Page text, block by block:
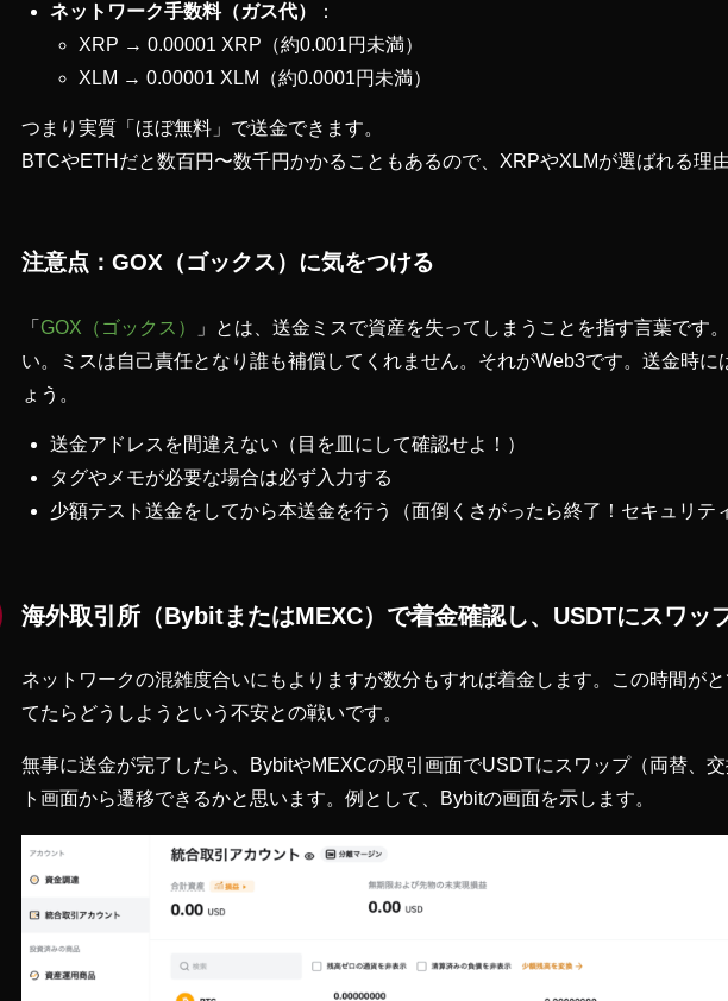
ネットワーク手数料（ガス代）
：
XRP → 0.00001 XRP（約0.001円未満）
XLM → 0.00001 XLM（約0.0001円未満）
つまり実質「ほぼ無料」で送金できます。
BTCやETHだと数百円〜数千円かかることもあるので、XRPやXLMが選ばれる理
注意点：GOX（ゴックス）に気をつける
「 GOX（ゴックス）
」とは、送金ミスで資産を失ってしまうことを指す言葉です
い。ミスは自己責任となり誰も補償してくれません。それがWeb3です。送金時に
ょう。
送金アドレスを間違えない（目を皿にして確認せよ！）
タグやメモが必要な場合は必ず入力する
少額テスト送金をしてから本送金を行う（面倒くさがったら終了！セキュリテ
海外取引所（BybitまたはMEXC）で着金確認し、USDTにスワッ
ネットワークの混雑度合いにもよりますが数分もすれば着金します。この時間が
てたらどうしようという不安との戦いです。
無事に送金が完了したら、BybitやMEXCの取引画面でUSDTにスワップ（両替、
ト画面から遷移できるかと思います。例として、Bybitの画面を示します。